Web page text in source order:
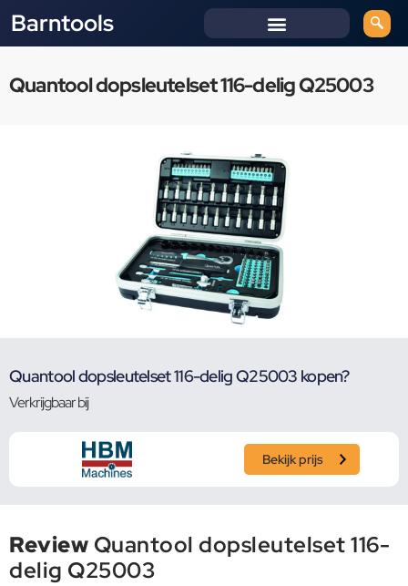
Barntools
Quantool dopsleutelset 116-delig Q25003
Quantool dopsleutelset 116-delig Q25003 kopen?
Verkrijgbaar bij
Bekijk prijs
Review Quantool dopsleutelset 116-
delig Q25003